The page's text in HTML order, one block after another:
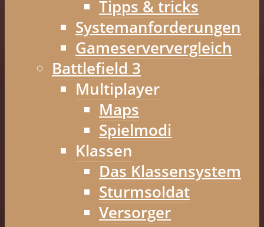
Tipps & tricks
Systemanforderungen
Gameserververgleich
Battlefield 3
Multiplayer
Maps
Spielmodi
Klassen
Das Klassensystem
Sturmsoldat
Versorger